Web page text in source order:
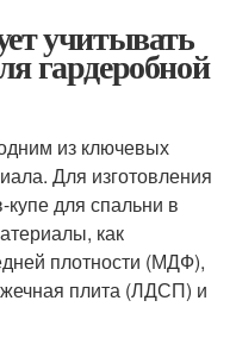
учитывать
гардеробной
из ключевых
Для изготовления
для спальни в
как
плотности (МДФ),
плита (ЛДСП) и